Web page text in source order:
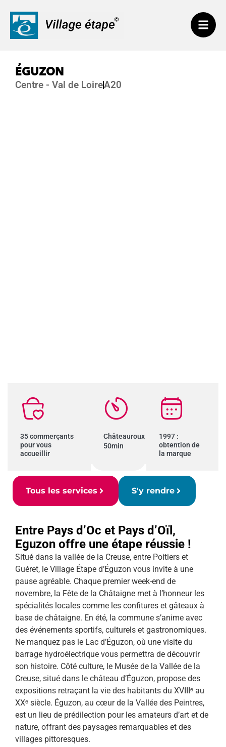
ÉGUZON
Centre - Val de LoireA20
Entre Pays d’Oc et Pays d’Oïl,
Eguzon offre une étape réussie !
Situé dans la vallée de la Creuse, entre Poitiers et
Guéret, le Village Étape d’Éguzon vous invite à une
pause agréable. Chaque premier week-end de
novembre, la Fête de la Châtaigne met à l’honneur les
spécialités locales comme les confitures et gâteaux à
base de châtaigne. En été, la commune s’anime avec
des événements sportifs, culturels et gastronomiques.
Ne manquez pas le Lac d’Éguzon, où une visite du
barrage hydroélectrique vous permettra de découvrir
son histoire. Côté culture, le Musée de la Vallée de la
Creuse, situé dans le château d’Éguzon, propose des
expositions retraçant la vie des habitants du XVIIIᵉ au
XXᵉ siècle. Éguzon, au cœur de la Vallée des Peintres,
est un lieu de prédilection pour les amateurs d’art et de
nature, offrant des paysages remarquables et des
villages pittoresques.
35 commerçants
pour vous
accueillir
Châteauroux
50min
1997 :
obtention de
la marque
Tous les services S'y rendre